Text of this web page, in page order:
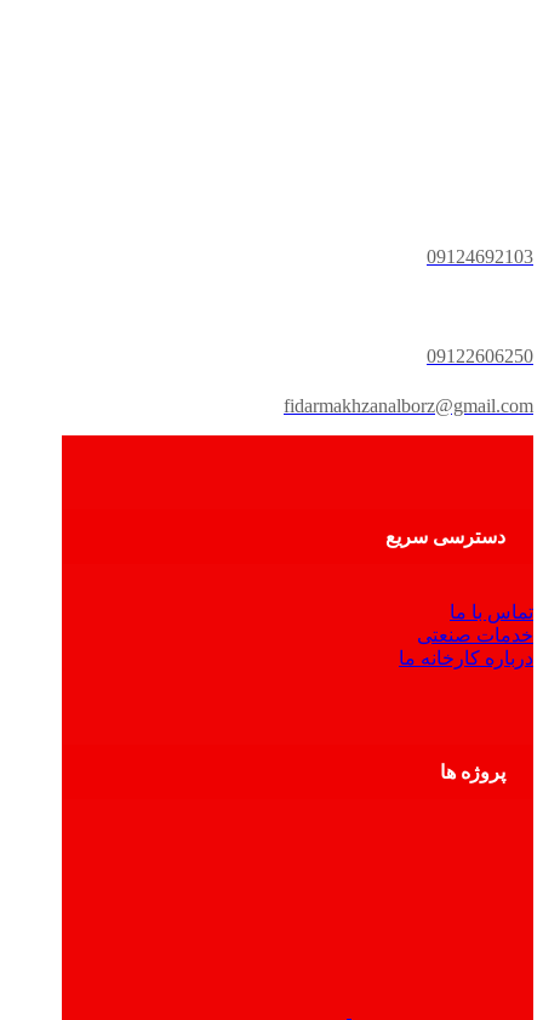
09124692103
09122606250
fidarmakhzanalborz@gmail.com
دسترسی سریع
تماس با ما
خدمات صنعتی
درباره کارخانه ما
پروژه ها